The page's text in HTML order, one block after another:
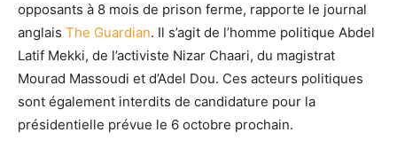
opposants à 8 mois de prison ferme, rapporte le journal
anglais The Guardian. Il s’agit de l’homme politique Abdel
Latif Mekki, de l’activiste Nizar Chaari, du magistrat
Mourad Massoudi et d’Adel Dou. Ces acteurs politiques
sont également interdits de candidature pour la
présidentielle prévue le 6 octobre prochain.